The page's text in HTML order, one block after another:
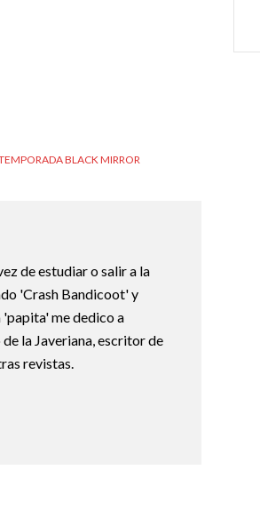
BLACK MIRROR
de estudiar o salir a la
'Crash Bandicoot' y
'papita' me dedico a
la Javeriana, escritor de
revistas.